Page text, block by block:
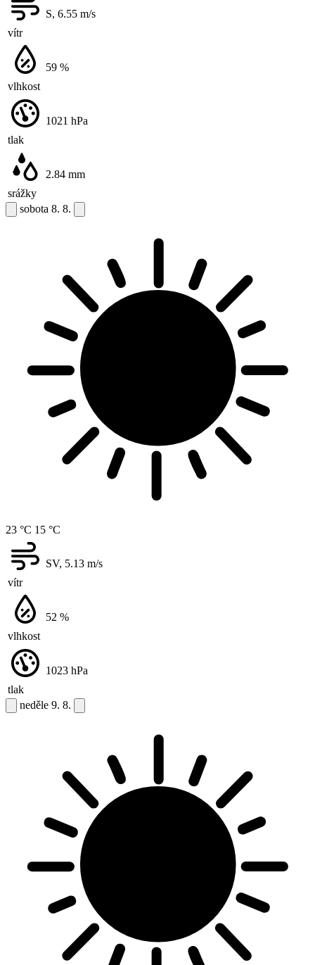
vítr
S, 6.55 m/s
vlhkost
59 %
tlak
1021 hPa
srážky
2.84 mm
sobota 8. 8.
23 °C 15 °C
vítr
SV, 5.13 m/s
vlhkost
52 %
tlak
1023 hPa
neděle 9. 8.